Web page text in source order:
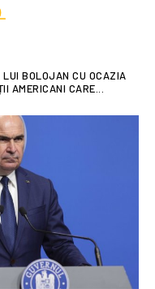
BOLOJAN CU OCAZIA
AMERICANI CARE...